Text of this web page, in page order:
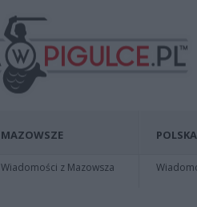
MAZOWSZE
Wiadomości z Mazowsza